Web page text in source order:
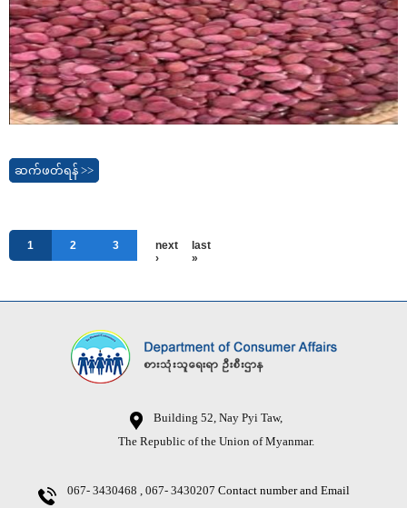
ဆက်ဖတ်ရန် >>
1 2 3
next
›
last
»
Building 52, Nay Pyi Taw,
The Republic of the Union of Myanmar.
067- 3430468 , 067- 3430207 Contact number and Email